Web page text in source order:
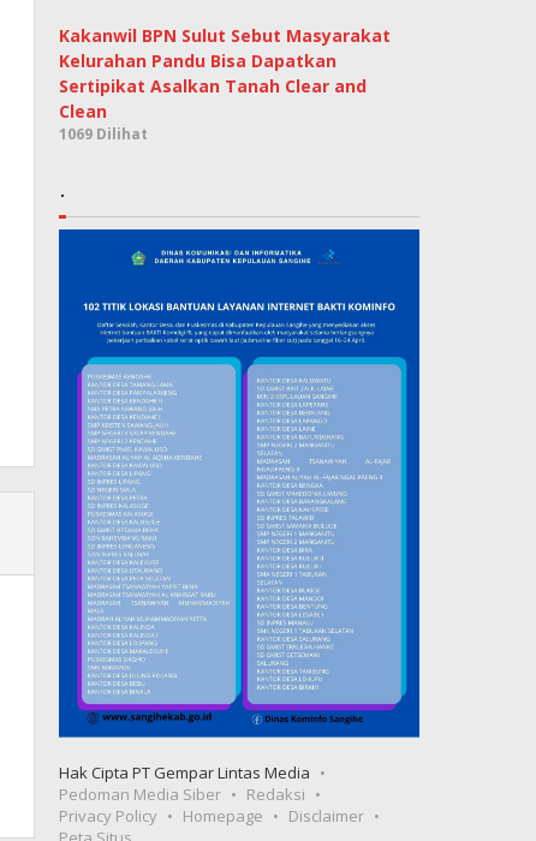
Kakanwil BPN Sulut Sebut Masyarakat
Kelurahan Pandu Bisa Dapatkan
Sertipikat Asalkan Tanah Clear and
Clean
1069 Dilihat
.
Hak Cipta PT Gempar Lintas Media
Pedoman Media Siber
Redaksi
Privacy Policy
Homepage
Disclaimer